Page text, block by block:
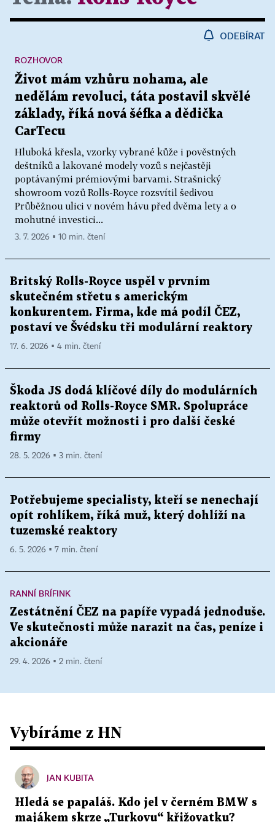
ODEBÍRAT
Život mám vzhůru nohama, ale
nedělám revoluci, táta postavil skvělé
základy, říká nová šéfka a dědička
CarTecu
Hluboká křesla, vzorky vybrané kůže i pověstných
deštníků a lakované modely vozů s nejčastěji
poptávanými prémiovými barvami. Strašnický
showroom vozů Rolls-Royce rozsvítil šedivou
Průběžnou ulici v novém hávu před dvěma lety a o
mohutné investici...
ROZHOVOR
3. 7. 2026 ▪ 10 min. čtení
Britský Rolls-Royce uspěl v prvním
skutečném střetu s americkým
konkurentem. Firma, kde má podíl ČEZ,
postaví ve Švédsku tři modulární reaktory
17. 6. 2026 ▪ 4 min. čtení
Škoda JS dodá klíčové díly do modulárních
reaktorů od Rolls-Royce SMR. Spolupráce
může otevřít možnosti i pro další české
firmy
28. 5. 2026 ▪ 3 min. čtení
Potřebujeme specialisty, kteří se nenechají
opít rohlíkem, říká muž, který dohlíží na
tuzemské reaktory
6. 5. 2026 ▪ 7 min. čtení
RANNÍ BRÍFINK
Zestátnění ČEZ na papíře vypadá jednoduše.
Ve skutečnosti může narazit na čas, peníze i
akcionáře
29. 4. 2026 ▪ 2 min. čtení
Vybíráme z HN
JAN KUBITA
Hledá se papaláš. Kdo jel v černém BMW s
majákem skrze „Turkovu“ křižovatku?